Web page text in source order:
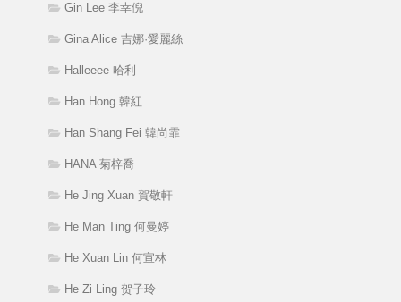
Gin Lee 李幸倪
Gina Alice 吉娜·愛麗絲
Halleeee 哈利
Han Hong 韓紅
Han Shang Fei 韓尚霏
HANA 菊梓喬
He Jing Xuan 賀敬軒
He Man Ting 何曼婷
He Xuan Lin 何宣林
He Zi Ling 贺子玲